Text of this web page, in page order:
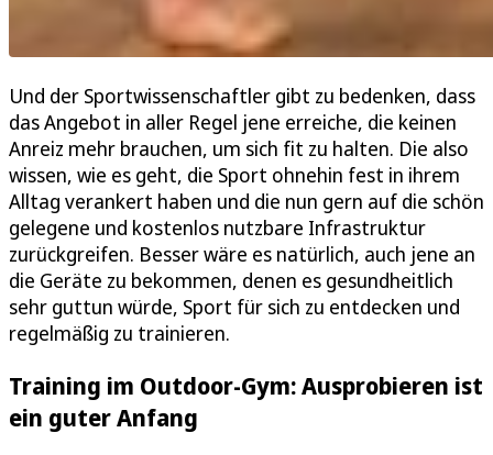
Und der Sportwissenschaftler gibt zu bedenken, dass
das Angebot in aller Regel jene erreiche, die keinen
Anreiz mehr brauchen, um sich fit zu halten. Die also
wissen, wie es geht, die Sport ohnehin fest in ihrem
Alltag verankert haben und die nun gern auf die schön
gelegene und kostenlos nutzbare Infrastruktur
zurückgreifen. Besser wäre es natürlich, auch jene an
die Geräte zu bekommen, denen es gesundheitlich
sehr guttun würde, Sport für sich zu entdecken und
regelmäßig zu trainieren.
Training im Outdoor-Gym: Ausprobieren ist
ein guter Anfang